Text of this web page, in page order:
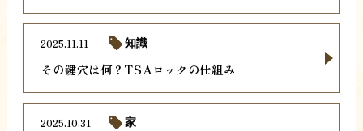
その鍵穴は何？TSAロックの仕組み
2025.11.11 知識
2025.10.31 家